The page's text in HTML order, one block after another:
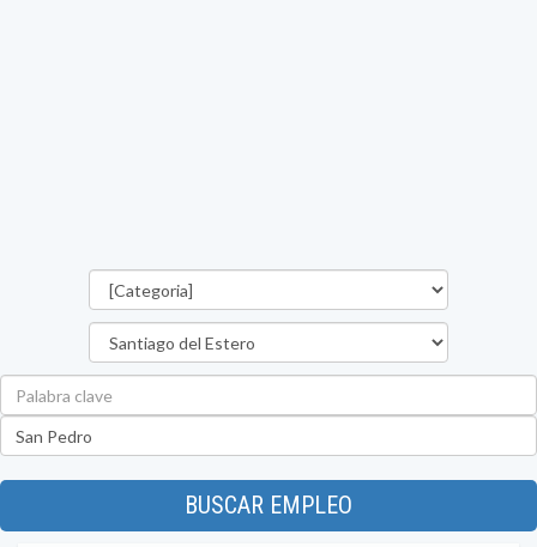
BUSCAR EMPLEO